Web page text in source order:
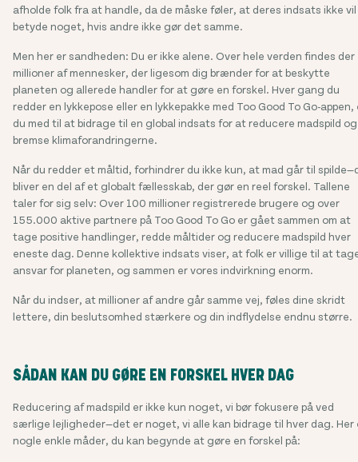
afholde folk fra at handle, da de måske føler, at deres indsats ikke vil
betyde noget, hvis andre ikke gør det samme.
Men her er sandheden: Du er ikke alene. Over hele verden findes der
millioner af mennesker, der ligesom dig brænder for at beskytte
planeten og allerede handler for at gøre en forskel. Hver gang du
redder en lykkepose eller en lykkepakke med Too Good To Go-appen,
du med til at bidrage til en global indsats for at reducere madspild og
bremse klimaforandringerne.
Når du redder et måltid, forhindrer du ikke kun, at mad går til
bliver en del af et globalt fællesskab, der gør en reel forskel. Tallene
taler for sig selv: Over 100 millioner registrerede brugere og over
155.000 aktive partnere på Too Good To Go er gået sammen om at
tage positive handlinger, redde måltider og reducere madspild hver
eneste dag. Denne kollektive indsats viser, at folk er villige til at
ansvar for planeten, og sammen er vores indvirkning enorm.
Når du indser, at millioner af andre går samme vej, føles dine skridt
lettere, din beslutsomhed stærkere og din indflydelse endnu større.
SÅDAN KAN DU GØRE EN FORSKEL HVER DAG
Reducering af madspild er ikke kun noget, vi bør fokusere på ved
særlige lejligheder—det er noget, vi alle kan bidrage til hver dag. Her
nogle enkle måder, du kan begynde at gøre en forskel på: